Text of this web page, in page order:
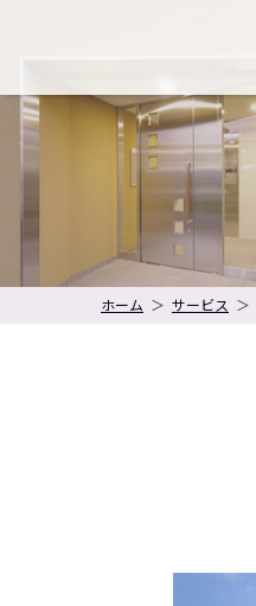
ホーム ＞ サービス ＞